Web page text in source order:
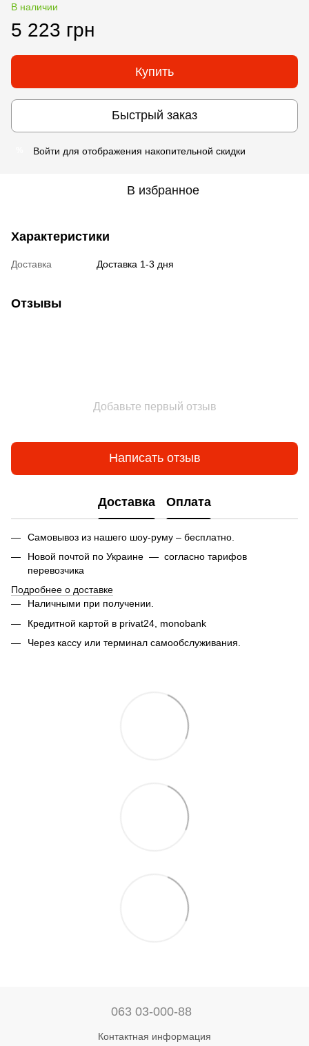
В наличии
5 223 грн
Купить
Быстрый заказ
Войти для отображения накопительной скидки
В избранное
Характеристики
Доставка Доставка 1-3 дня
Отзывы
Добавьте первый отзыв
Написать отзыв
Доставка Оплата
Самовывоз из нашего шоу-руму – бесплатно.
Новой почтой по Украине — согласно тарифов
перевозчика
Подробнее о доставке
Наличными при получении.
Кредитной картой в privat24, monobank
Через кассу или терминал самообслуживания.
063 03-000-88
Контактная информация